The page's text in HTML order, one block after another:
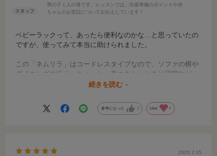
男の子１人の母です。レッスンでは、出産準備のポイントや赤
ちゃんのお世話についてお伝えしています！
ベビーラックって、あったら便利なのかな…と思っていたの
ですが、使ってみて本当に助けられました。
この「ネムリラ」はコードレスタイプなので、ソファの横や
ダイニングの近く、ちょっと一息つきたいときは寝室など、
家の中を自由に移動できるのがとっても便利。赤ちゃんを見
特に産後の体調がすぐれないときや、手首がつらくて腱鞘炎
続きを読む
参考になった 3 Like! 6
2025.7.15